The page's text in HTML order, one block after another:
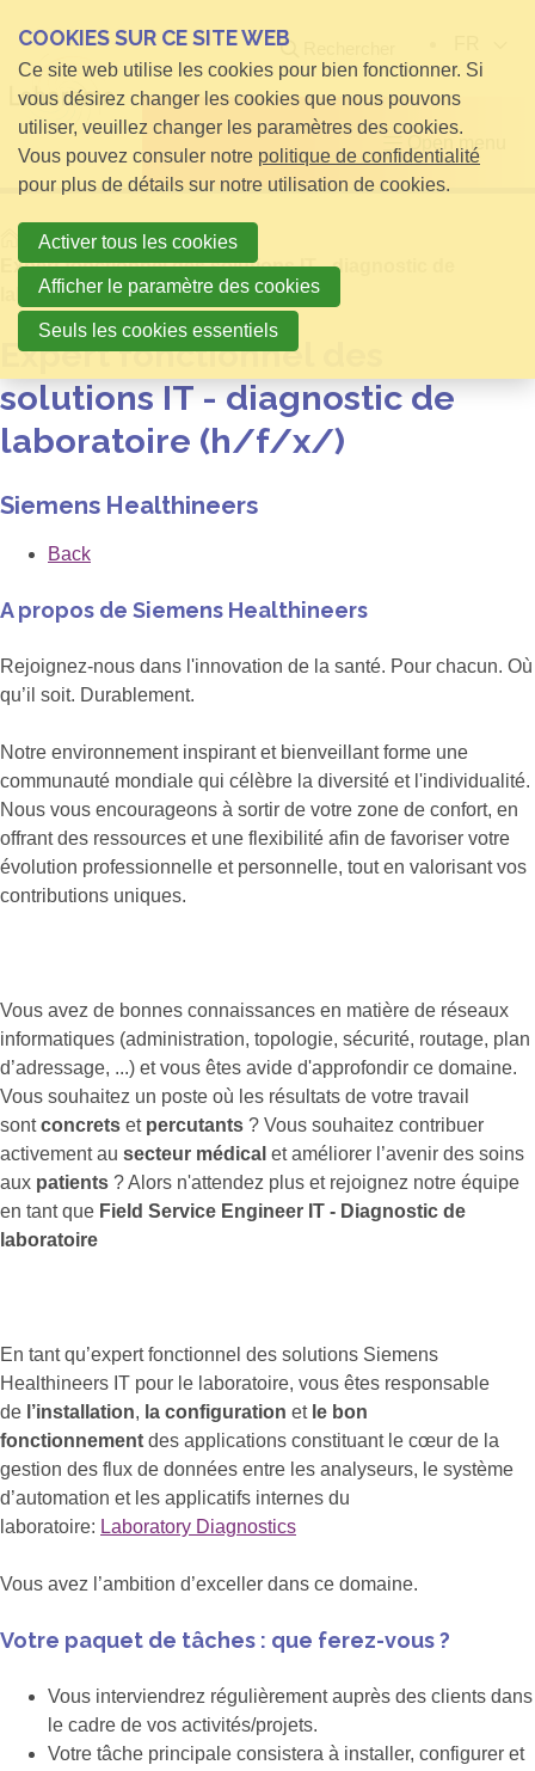
Open menu
Home
Expert fonctionnel des solutions IT - diagnostic de
laboratoire (h/f/x/)
Expert fonctionnel des
solutions IT - diagnostic de
laboratoire (h/f/x/)
Siemens Healthineers
Back
A propos de Siemens Healthineers
Rejoignez-nous dans l'innovation de la santé. Pour chacun. Où
qu’il soit. Durablement.
Notre environnement inspirant et bienveillant forme une
communauté mondiale qui célèbre la diversité et l'individualité.
Nous vous encourageons à sortir de votre zone de confort, en
offrant des ressources et une flexibilité afin de favoriser votre
évolution professionnelle et personnelle, tout en valorisant vos
contributions uniques.
Vous avez de bonnes connaissances en matière de réseaux
informatiques (administration, topologie, sécurité, routage, plan
d’adressage, ...) et vous êtes avide d'approfondir ce domaine.
Vous souhaitez un poste où les résultats de votre travail
sontconcrets etpercutants ? Vous souhaitez contribuer
activement au secteur médical et améliorer l’avenir des soins
aux patients ? Alors n'attendez plus et rejoignez notre équipe
en tant que Field Service Engineer IT - Diagnostic de
laboratoire
En tant qu’expert fonctionnel des solutions Siemens
Healthineers IT pour le laboratoire, vous êtes responsable
de l’installation, la configuration et le bon
fonctionnement des applications constituant le cœur de la
gestion des flux de données entre les analyseurs, le système
d’automation et les applicatifs internes du
laboratoire: Laboratory Diagnostics
Vous avez l’ambition d’exceller dans ce domaine.
Votre paquet de tâches : que ferez-vous ?
Vous interviendrez régulièrement auprès des clients dans
le cadre de vos activités/projets.
Votre tâche principale consistera à installer, configurer et
COOKIES SUR CE SITE WEB
Ce site web utilise les cookies pour bien fonctionner. Si
vous désirez changer les cookies que nous pouvons
utiliser, veuillez changer les paramètres des cookies.
Vous pouvez consuler notre politique de confidentialité
pour plus de détails sur notre utilisation de cookies.
Activer tous les cookies
Afficher le paramètre des cookies
Seuls les cookies essentiels